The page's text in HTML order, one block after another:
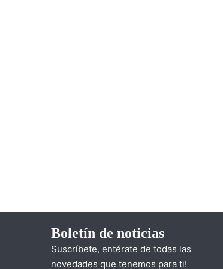
Boletín de noticias
Suscríbete, entérate de todas las
novedades que tenemos para ti!